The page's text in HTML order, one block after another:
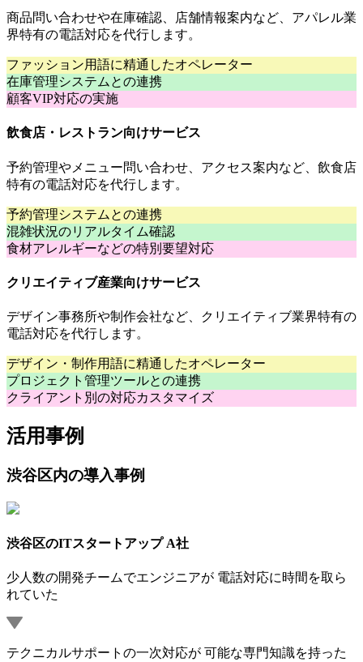
商品問い合わせや在庫確認、店舗情報案内など、アパレル業
界特有の電話対応を代行します。
ファッション用語に精通したオペレーター
在庫管理システムとの連携
顧客VIP対応の実施
飲食店・レストラン向けサービス
予約管理やメニュー問い合わせ、アクセス案内など、飲食店
特有の電話対応を代行します。
予約管理システムとの連携
混雑状況のリアルタイム確認
食材アレルギーなどの特別要望対応
クリエイティブ産業向けサービス
デザイン事務所や制作会社など、クリエイティブ業界特有の
電話対応を代行します。
デザイン・制作用語に精通したオペレーター
プロジェクト管理ツールとの連携
クライアント別の対応カスタマイズ
活用事例
渋谷区内の導入事例
渋谷区のITスタートアップ A社
少人数の開発チームでエンジニアが 電話対応に時間を取ら
れていた
テクニカルサポートの一次対応が 可能な専門知識を持った